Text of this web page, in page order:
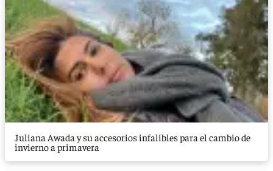
Juliana Awada y su accesorios infalibles para el cambio de
invierno a primavera